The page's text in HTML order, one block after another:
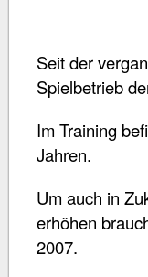
Seit der
Spielbetrieb
Im Training
Jahren.
Um auch in
erhöhen
2007.